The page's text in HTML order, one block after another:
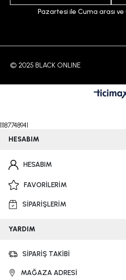
Pazartesi ile Cuma arası ve
© 2025 BLACK ONLINE
11187748941
HESABIM
HESABIM
FAVORİLERİM
SİPARİŞLERİM
YARDIM
SİPARİŞ TAKİBİ
MAĞAZA ADRESİ